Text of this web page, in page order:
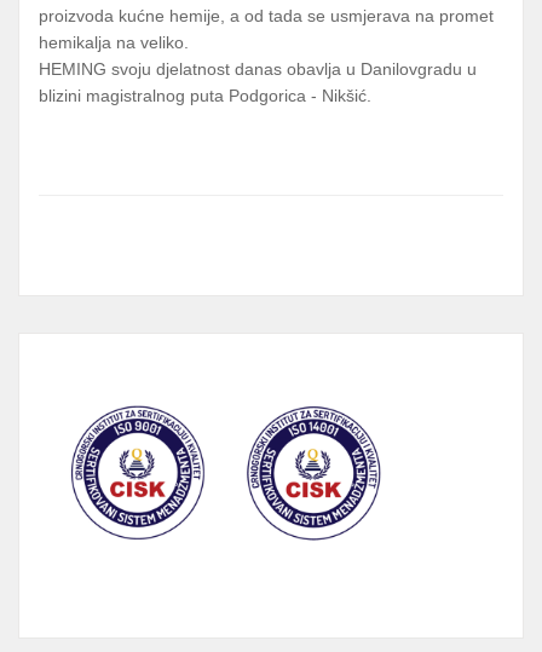
proizvoda kućne hemije, a od tada se usmjerava na promet
hemikalja na veliko.
HEMING svoju djelatnost danas obavlja u Danilovgradu u
blizini magistralnog puta Podgorica - Nikšić.